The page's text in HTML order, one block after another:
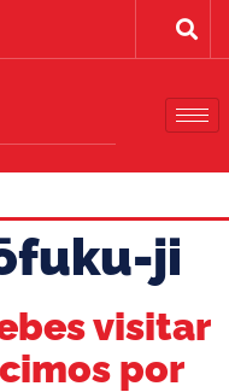
ji
visitar
por